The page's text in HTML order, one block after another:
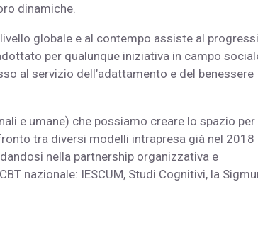
dinamiche.
globale e al contempo assiste al
per qualunque iniziativa in campo
al servizio dell’adattamento e del benessere
e umane) che possiamo creare lo spazio per
tra diversi modelli intrapresa già nel 2018
nella partnership organizzativa e
nazionale: IESCUM, Studi Cognitivi, la